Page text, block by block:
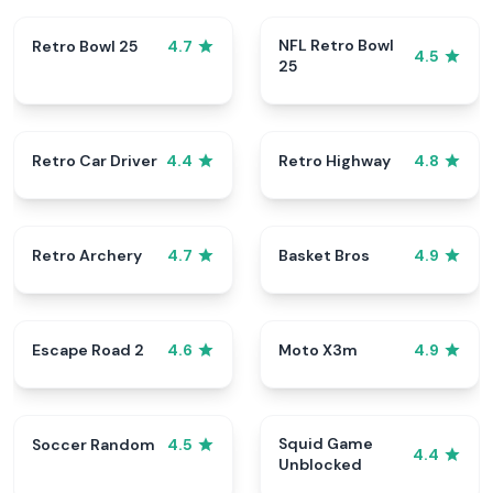
Retro Bowl 25 4.7
NFL Retro Bowl
25
4.5
Retro Car Driver 4.4 Retro Highway 4.8
Retro Archery 4.7 Basket Bros 4.9
Escape Road 2 4.6 Moto X3m 4.9
Soccer Random 4.5
Squid Game
Unblocked
4.4